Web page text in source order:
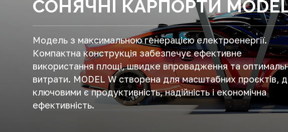
СОНЯЧНІ КАРПОРТИ
Модель з максимальною генерацією електроенергії.
Компактна конструкція забезпечує ефективне
використання площі, швидке впровадження та
витрати. MODEL W створена для масштабних проєктів,
ключовими є продуктивність, надійність і економічна
ефективність.